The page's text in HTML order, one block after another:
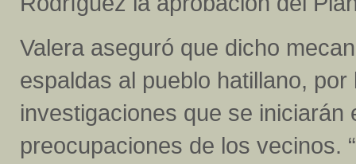
Valera aseguró que dicho
espaldas al pueblo hatillano,
investigaciones que se
preocupaciones de los vecinos.